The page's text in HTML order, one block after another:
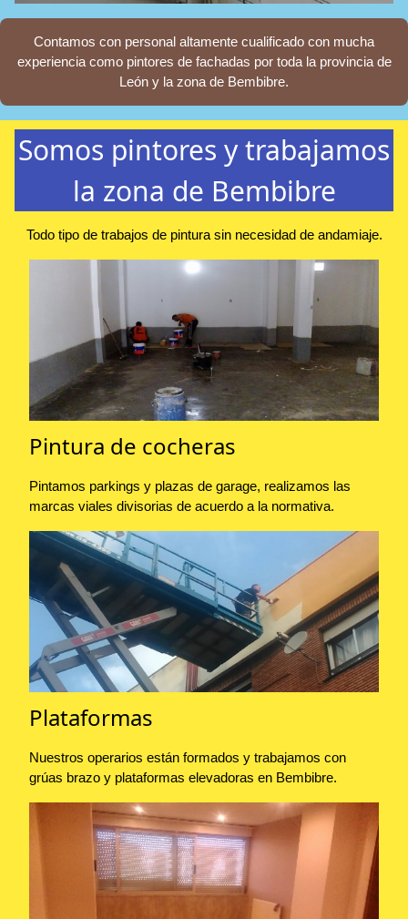
Contamos con personal altamente cualificado con mucha
experiencia como pintores de fachadas por toda la provincia de
León y la zona de Bembibre.
Somos pintores y trabajamos
la zona de Bembibre
Todo tipo de trabajos de pintura sin necesidad de andamiaje.
Pintura de cocheras
Pintamos parkings y plazas de garage, realizamos las
marcas viales divisorias de acuerdo a la normativa.
Plataformas
Nuestros operarios están formados y trabajamos con
grúas brazo y plataformas elevadoras en Bembibre.